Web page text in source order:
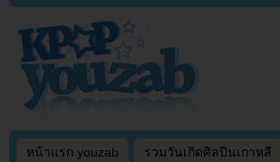
หน้าแรก youzab รวมวันเกิดศิลปินเกาหลี